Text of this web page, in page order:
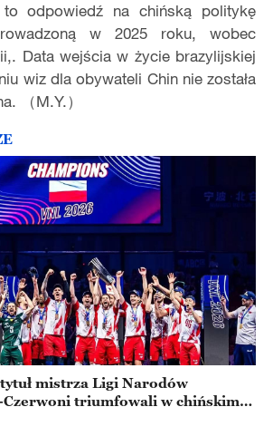
odpowiedź na chińską politykę
w 2025 roku, wobec
Data wejścia w życie brazylijskiej
wiz dla obywateli Chin nie została
（M.Y.）
mistrza Ligi Narodów
Czerwoni triumfowali w chińskim